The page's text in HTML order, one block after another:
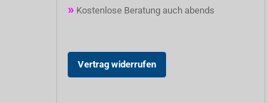
»Kostenlose Beratung auch abends
Vertrag widerrufen